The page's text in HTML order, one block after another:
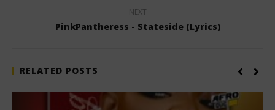
NEXT
PinkPantheress - Stateside (Lyrics)
RELATED POSTS